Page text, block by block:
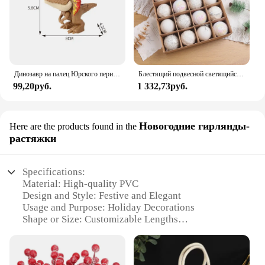
Динозавр на палец Юрского периода, трицератопс, искусственные игрушки для детей, креативные динозавры на палец, Интерактивная игрушка, подарок для мальчика
99,20руб.
Блестящий подвесной светящийся фотоэлемент 6/8 см, украшение для рождественской елки, подвесной шар
1 332,73руб.
Here are the products found in the Новогодние гирлянды-
растяжки
Specifications:
Material: High-quality PVC
Design and Style: Festive and Elegant
Usage and Purpose: Holiday Decorations
Shape or Size: Customizable Lengths
Resistant
Parts and Accessories: Includes Sunifiram Capsules